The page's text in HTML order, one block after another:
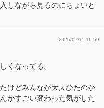
しながら見るのにちょいと
2026/07/11 16:59
くなってる。
けどみんなが大人びたのか
かすごい変わった気がした